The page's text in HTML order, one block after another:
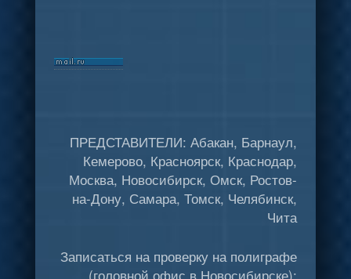
ПРЕДСТАВИТЕЛИ: Абакан, Барнаул,
Кемерово, Красноярск, Краснодар,
Москва, Новосибирск, Омск, Ростов-
на-Дону, Самара, Томск, Челябинск,
Чита
Записаться на проверку на полиграфе
(головной офис в Новосибирске):